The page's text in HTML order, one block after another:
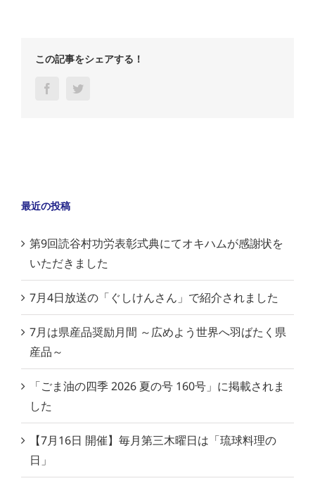
この記事をシェアする！
Facebook
最近の投稿
第9回読谷村功労表彰式典にてオキハムが感謝状を
いただきました
7月4日放送の「ぐしけんさん」で紹介されました
7月は県産品奨励月間 ～広めよう世界へ羽ばたく県
産品～
「ごま油の四季 2026 夏の号 160号」に掲載されま
した
【7月16日 開催】毎月第三木曜日は「琉球料理の
日」